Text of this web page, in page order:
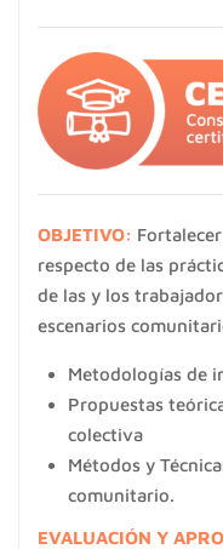
OBJETIVO:
respecto de las
de las y los
escenarios
Metodologías de
Propuestas
colectiva
Métodos y
comunitario.
EVALUACIÓN Y